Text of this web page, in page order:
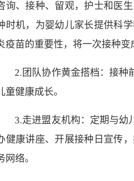
询、接种、留观，护士和医生
时机，为婴幼儿家长提供科
疫苗的重要性，将一次接种变
2. 团队协作黄金搭档： 接种
童健康成长。
3.走进盟友机构： 定期与幼
健康讲座、开展接种日宣传
网络。